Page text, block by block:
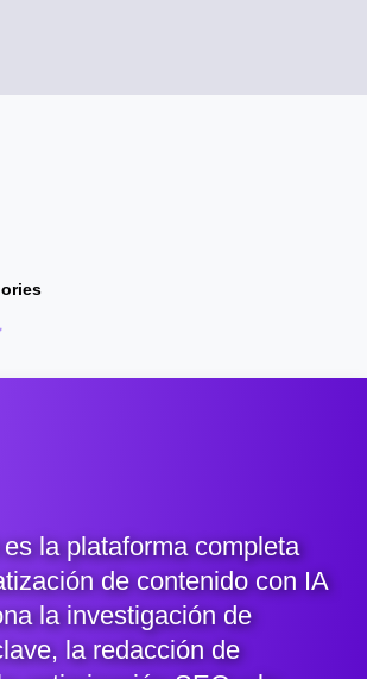
la plataforma completa
de contenido con IA
la investigación de
la redacción de